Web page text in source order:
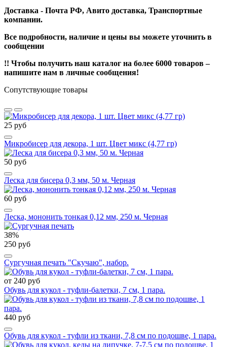
Доставка - Почта РФ, Авито доставка, Транспортные
компании.
Все подробности, наличие и цены вы можете уточнить в
сообщении
!! Чтобы получить наш каталог на более 6000 товаров –
напишите нам в личные сообщения!
Сопутствующие товары
25 руб
Микробисер для декора, 1 шт. Цвет микс (4,77 гр)
50 руб
Леска для бисера 0,3 мм, 50 м. Черная
60 руб
Леска, мононить тонкая 0,12 мм, 250 м. Черная
38%
250 руб
Сургучная печать "Скучаю", набор.
от 240 руб
Обувь для кукол - туфли-балетки, 7 см, 1 пара.
440 руб
Обувь для кукол - туфли из ткани, 7,8 см по подошве, 1 пара.